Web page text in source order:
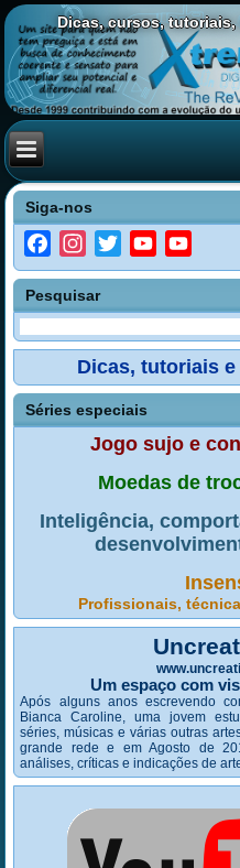
Dicas, cursos,
Siga-nos
FacebookInstagramTwitterYouTube
Pesquisar
Dicas, tutoriais
Séries especiais
Jogo sujo e
Moedas de
Inteligência,
Profissionais,
Um espaço com
Após alguns anos escrevendo
Bianca Caroline, uma jovem
séries, músicas e várias outras
grande rede e em Agosto de
análises, críticas e indicações de